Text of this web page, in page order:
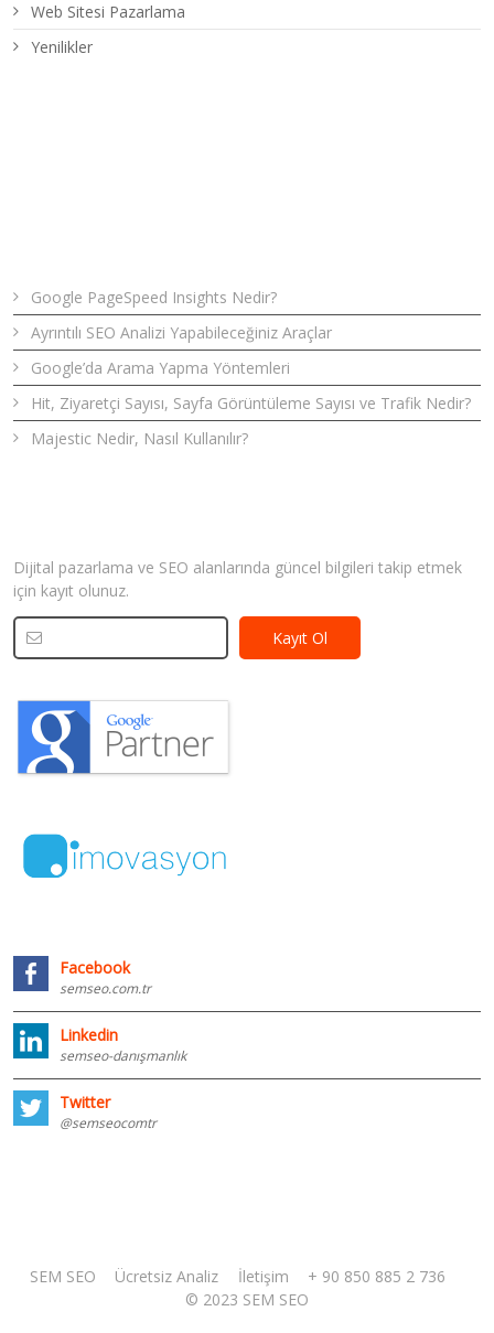
Web Sitesi Pazarlama
Yenilikler
Google PageSpeed Insights Nedir?
Ayrıntılı SEO Analizi Yapabileceğiniz Araçlar
Google’da Arama Yapma Yöntemleri
Hit, Ziyaretçi Sayısı, Sayfa Görüntüleme Sayısı ve Trafik Nedir?
Majestic Nedir, Nasıl Kullanılır?
Dijital pazarlama ve SEO alanlarında güncel bilgileri takip etmek
için kayıt olunuz.
Facebook
semseo.com.tr
Linkedin
semseo-danışmanlık
Twitter
@semseocomtr
SEM SEO Ücretsiz Analiz İletişim
+ 90 850 885 2 736
© 2023 SEM SEO